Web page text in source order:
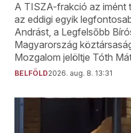
A TISZA-frakció az imént
az eddigi egyik
Andrást, a Legfelsőbb
Magyarország
Mozgalom jelöltje Tóth
BELFÖLD2026. aug. 8. 13:31